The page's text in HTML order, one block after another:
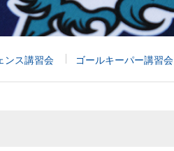
ンス講習会 ゴールキーパー講習会